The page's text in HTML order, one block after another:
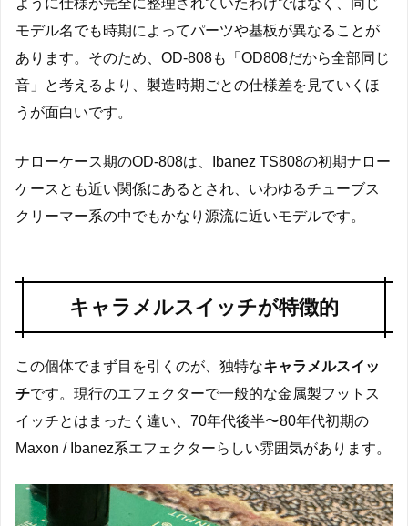
モデル名でも時期によってパーツや基板が異なることが
あります。そのため、OD-808も「OD808だから全部同じ
音」と考えるより、製造時期ごとの仕様差を見ていくほ
うが面白いです。
ナローケース期のOD-808は、Ibanez TS808の初期ナロー
ケースとも近い関係にあるとされ、いわゆるチューブス
クリーマー系の中でもかなり源流に近いモデルです。
キャラメルスイッチが特徴的
この個体でまず目を引くのが、独特なキャラメルスイッ
チです。現行のエフェクターで一般的な金属製フットス
イッチとはまったく違い、70年代後半〜80年代初期の
Maxon / Ibanez系エフェクターらしい雰囲気があります。